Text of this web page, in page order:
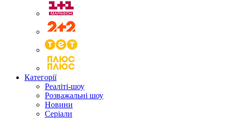
Категорії
Реаліті-шоу
Розважальні шоу
Новини
Серіали